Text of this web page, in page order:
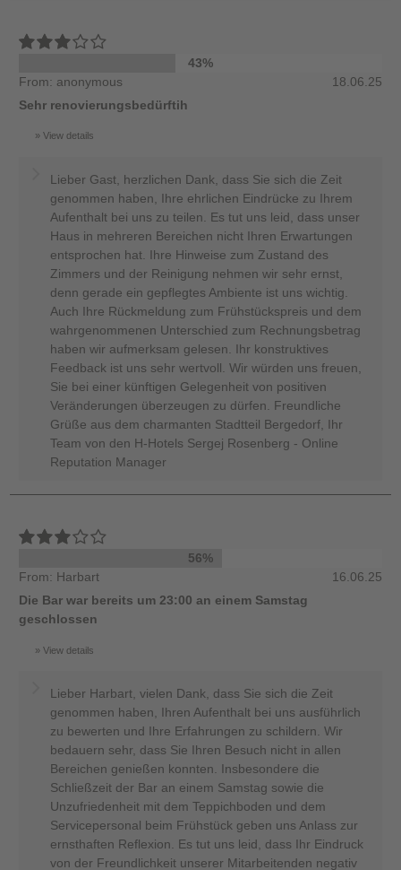
43%
From: anonymous
18.06.25
Sehr renovierungsbedürftih
View details
Lieber Gast, herzlichen Dank, dass Sie sich die Zeit
genommen haben, Ihre ehrlichen Eindrücke zu Ihrem
Aufenthalt bei uns zu teilen. Es tut uns leid, dass unser
Haus in mehreren Bereichen nicht Ihren Erwartungen
entsprochen hat. Ihre Hinweise zum Zustand des
Zimmers und der Reinigung nehmen wir sehr ernst,
denn gerade ein gepflegtes Ambiente ist uns wichtig.
Auch Ihre Rückmeldung zum Frühstückspreis und dem
wahrgenommenen Unterschied zum Rechnungsbetrag
haben wir aufmerksam gelesen. Ihr konstruktives
Feedback ist uns sehr wertvoll. Wir würden uns freuen,
Sie bei einer künftigen Gelegenheit von positiven
Veränderungen überzeugen zu dürfen. Freundliche
Grüße aus dem charmanten Stadtteil Bergedorf, Ihr
Team von den H-Hotels Sergej Rosenberg - Online
Reputation Manager
56%
From: Harbart
16.06.25
Die Bar war bereits um 23:00 an einem Samstag
geschlossen
View details
Lieber Harbart, vielen Dank, dass Sie sich die Zeit
genommen haben, Ihren Aufenthalt bei uns ausführlich
zu bewerten und Ihre Erfahrungen zu schildern. Wir
bedauern sehr, dass Sie Ihren Besuch nicht in allen
Bereichen genießen konnten. Insbesondere die
Schließzeit der Bar an einem Samstag sowie die
Unzufriedenheit mit dem Teppichboden und dem
Servicepersonal beim Frühstück geben uns Anlass zur
ernsthaften Reflexion. Es tut uns leid, dass Ihr Eindruck
von der Freundlichkeit unserer Mitarbeitenden negativ